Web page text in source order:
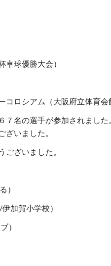
球優勝大会）
ロシアム（大阪府立体育会
７名の選手が参加されまし
ざいました。
ざいました。
）
加賀小学校）
）